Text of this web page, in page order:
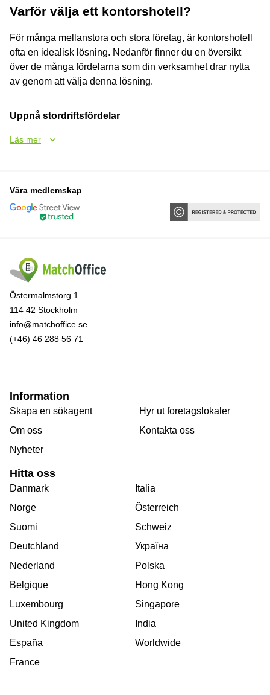
Varför välja ett kontorshotell?
För många mellanstora och stora företag, är kontorshotell
ofta en idealisk lösning. Nedanför finner du en översikt
över de många fördelarna som din verksamhet drar nytta
av genom att välja denna lösning.
Uppnå stordriftsfördelar
Läs mer
Våra medlemskap
Östermalmstorg 1
114 42 Stockholm
info@matchoffice.se
(+46) 46 288 56 71
Information
Skapa en sökagent
Om oss
Nyheter
Hyr ut foretagslokaler
Kontakta oss
Hitta oss
Danmark
Norge
Suomi
Deutchland
Nederland
Belgique
Luxembourg
United Kingdom
España
France
Italia
Österreich
Schweiz
Україна
Polska
Hong Kong
Singapore
India
Worldwide